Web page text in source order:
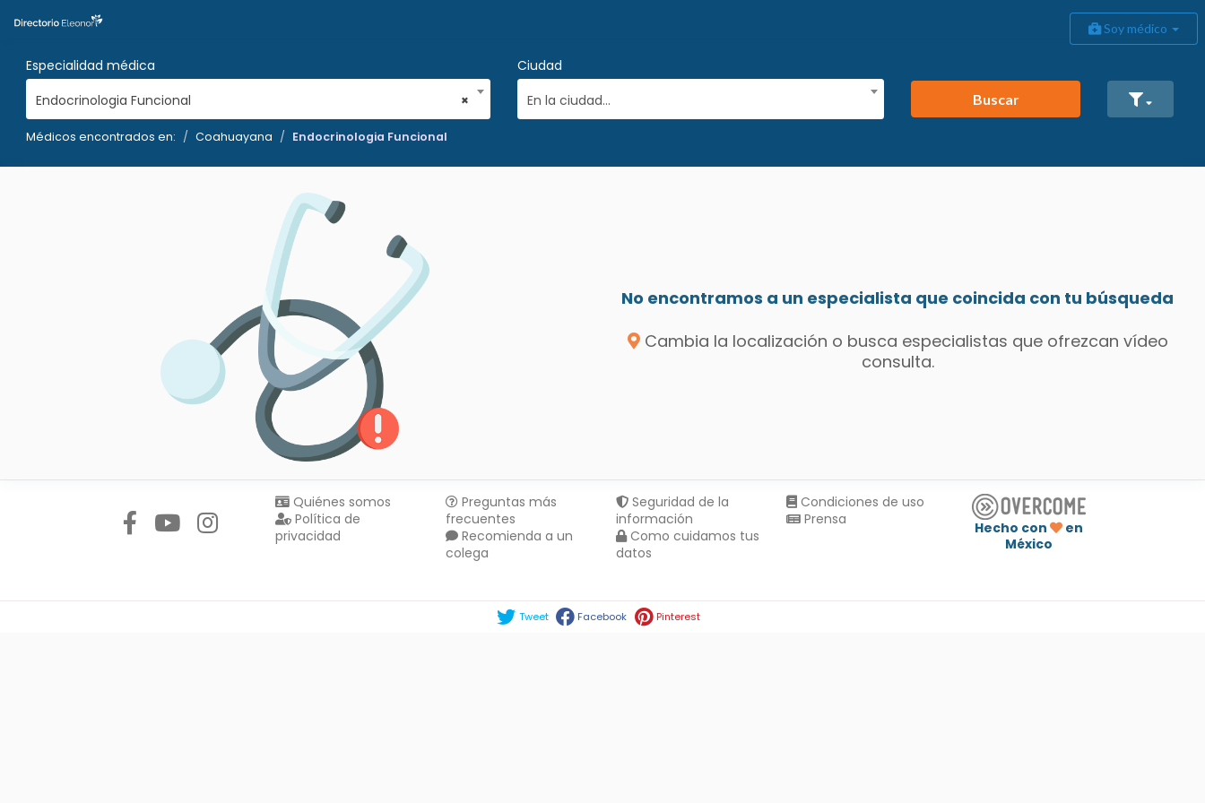
Soy médico
Especialidad médica
×
Endocrinologia Funcional
Ciudad
En la ciudad...
Buscar
Médicos encontrados en: Coahuayana Endocrinologia Funcional
No encontramos a un especialista que coincida con tu búsqueda
Cambia la localización o busca especialistas que ofrezcan vídeo
consulta.
Quiénes somos
Política de
privacidad
Preguntas más
frecuentes
Recomienda a un
colega
Seguridad de la
información
Como cuidamos tus
datos
Condiciones de uso
Prensa
Hecho con
en
México
Tweet Facebook Pinterest